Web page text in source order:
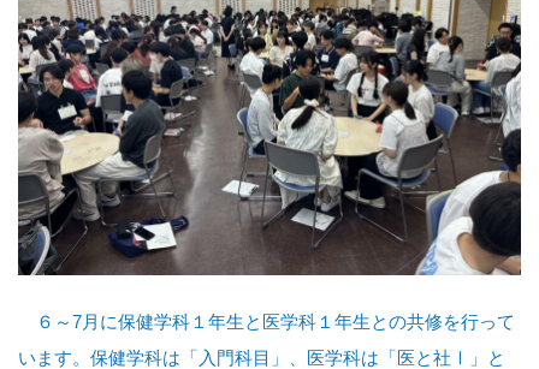
６～7月に保健学科１年生と医学科１年生との共修を行って
います。保健学科は「入門科目」、医学科は「医と社Ⅰ」と